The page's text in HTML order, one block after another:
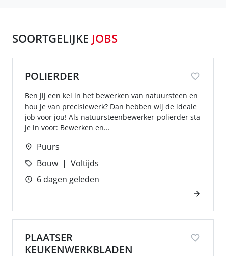
SOORTGELIJKE JOBS
POLIERDER
Ben jij een kei in het bewerken van natuursteen en
hou je van precisiewerk? Dan hebben wij de ideale
job voor jou! Als natuursteenbewerker-polierder sta
je in voor: Bewerken en...
Puurs
Bouw
Voltijds
6 dagen geleden
PLAATSER
KEUKENWERKBLADEN